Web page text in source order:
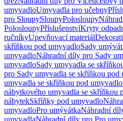
umyvadloUmyvadla pro učebny
pro SloupySloupyPolosloupy
PolosloupyPříslušenstvíKryty
ručníkyUpevňovací materiál
skříňkou pod umyvadloSady
umyvadloNáhradní díly pro Sady
umyvadloSady umyvadla se
pro Sady umyvadla se skříňkou pod
umyvadla se skříňkou pod umyvadlo
nábytkového umyvadla se skříňkou
nábytekSkříňky pod umyvadlo
umyvadloPro umývátkaNáhradní
umyvadlaNáhradní díly pro Pro